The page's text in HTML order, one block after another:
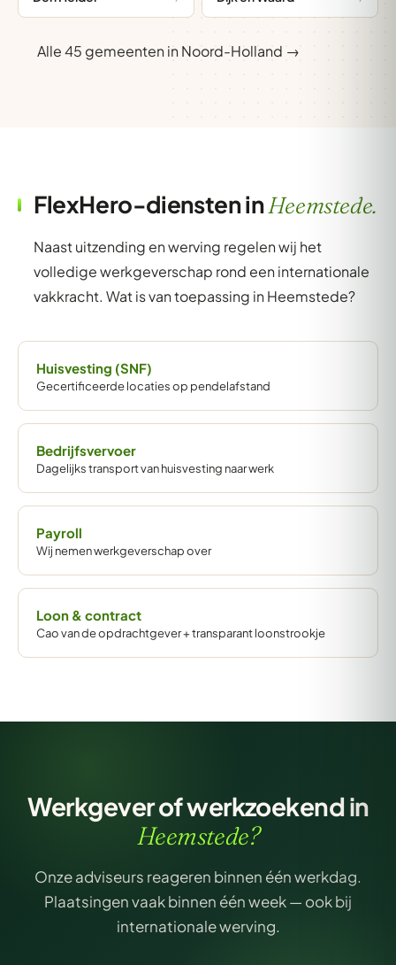
Alle 45 gemeenten in Noord-Holland →
FlexHero-diensten inHeemstede.
Naast uitzending en werving regelen wij het
volledige werkgeverschap rond een internationale
vakkracht. Wat is van toepassing in Heemstede?
Huisvesting (SNF)
Gecertificeerde locaties op pendelafstand
Bedrijfsvervoer
Dagelijks transport van huisvesting naar werk
Payroll
Wij nemen werkgeverschap over
Loon & contract
Cao van de opdrachtgever + transparant loonstrookje
Werkgever of werkzoekend in
Heemstede?
Onze adviseurs reageren binnen één werkdag.
Plaatsingen vaak binnen één week — ook bij
internationale werving.